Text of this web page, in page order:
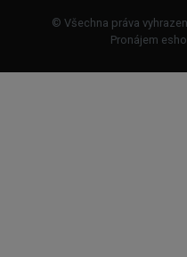
© Všechna práva
Pronájem